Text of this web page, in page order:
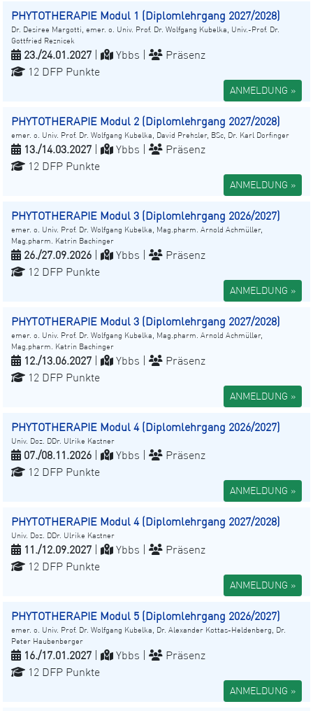
PHYTOTHERAPIE Modul 1 (Diplomlehrgang 2027/2028)
Dr. Desiree Margotti, emer. o. Univ. Prof. Dr. Wolfgang Kubelka, Univ.-Prof. Dr.
Gottfried Reznicek
23./24.01.2027 Ybbs |
Präsenz
12 DFP Punkte
ANMELDUNG »
PHYTOTHERAPIE Modul 2 (Diplomlehrgang 2027/2028)
emer. o. Univ. Prof. Dr. Wolfgang Kubelka, David Prehsler, BSc, Dr. Karl Dorfinger
13./14.03.2027 Ybbs |
Präsenz
12 DFP Punkte
ANMELDUNG »
PHYTOTHERAPIE Modul 3 (Diplomlehrgang 2026/2027)
emer. o. Univ. Prof. Dr. Wolfgang Kubelka, Mag.pharm. Arnold Achmüller,
Mag.pharm. Katrin Bachinger
26./27.09.2026 Ybbs |
Präsenz
12 DFP Punkte
ANMELDUNG »
PHYTOTHERAPIE Modul 3 (Diplomlehrgang 2027/2028)
emer. o. Univ. Prof. Dr. Wolfgang Kubelka, Mag.pharm. Arnold Achmüller,
Mag.pharm. Katrin Bachinger
12./13.06.2027 Ybbs |
Präsenz
12 DFP Punkte
ANMELDUNG »
PHYTOTHERAPIE Modul 4 (Diplomlehrgang 2026/2027)
Univ. Doz. DDr. Ulrike Kastner
07./08.11.2026 Ybbs |
Präsenz
12 DFP Punkte
ANMELDUNG »
PHYTOTHERAPIE Modul 4 (Diplomlehrgang 2027/2028)
Univ. Doz. DDr. Ulrike Kastner
11./12.09.2027 Ybbs |
Präsenz
12 DFP Punkte
ANMELDUNG »
PHYTOTHERAPIE Modul 5 (Diplomlehrgang 2026/2027)
emer. o. Univ. Prof. Dr. Wolfgang Kubelka, Dr. Alexander Kottas-Heldenberg, Dr.
Peter Haubenberger
16./17.01.2027 Ybbs |
Präsenz
12 DFP Punkte
ANMELDUNG »